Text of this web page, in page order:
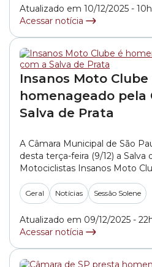
foram entregues pela
(UNIÃO).... »
Atualizado em 10/12/2025 -
Acessar notícia
Insanos Moto Clube
homenageado pela
Salva de Prata
A Câmara Municipal de São
desta terça-feira (9/12) a Salva
Motociclistas Insanos Moto
oferecida pelo presidente do
vereador Ricardo Teixeira
dois mil integrantes do grupo
Solene no Auditório Freitas
Anchieta.... »
Geral Notícias Sessão Solene
Atualizado em 09/12/2025 -
Acessar notícia